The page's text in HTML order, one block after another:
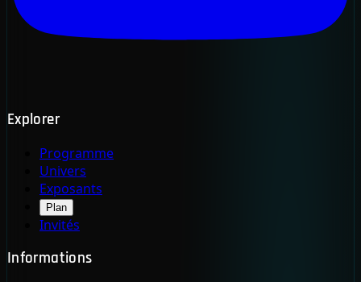
Explorer
Programme
Univers
Exposants
Plan
Invités
Informations